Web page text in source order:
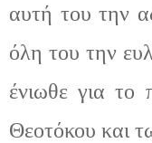
αυτή του την
όλη του την
ένιωθε για το
Θεοτόκου και